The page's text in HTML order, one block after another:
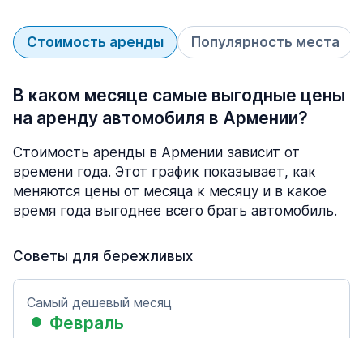
Стоимость аренды Популярность места
В каком месяце самые выгодные цены
на аренду автомобиля в Армении?
Стоимость аренды в Армении зависит от
времени года. Этот график показывает, как
меняются цены от месяца к месяцу и в какое
время года выгоднее всего брать автомобиль.
Советы для бережливых
Самый дешевый месяц
Февраль